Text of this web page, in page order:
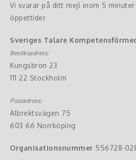
Vi svarar på ditt mejl inom 5
öppettider
Sveriges Talare
Besöksadress:
Kungsbron 23
111 22 Stockholm
Postadress:
Albrektsvägen 75
603 66 Norrköping
Organisationsnummer 556728-